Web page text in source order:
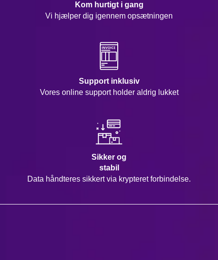
Kom hurtigt i gang
Vi hjælper dig igennem opsætningen
Support inklusiv
Vores online support holder aldrig lukket
Sikker og
stabil
Data håndteres sikkert via krypteret forbindelse.